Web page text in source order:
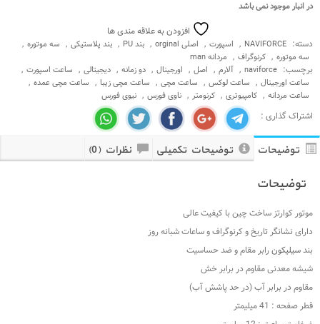
در انبار موجود نمی باشد
افزودن به علاقه مندی ها
دسته: NAVIFORCE
, اسپورت , اصلی orginal , بند PU , بند پلاستیکی , سه موتوره ,
سه موتوره , کرنوگراف , مردانه man
برچسب: naviforce
, آلارم , اصل , اورجینال , دو زمانه , دیجیتالی , ساعت اسپورت ,
ساعت اورجینال , ساعت لوکس , ساعت مچی , ساعت مچی زیبا , ساعت مچی عمده ,
ساعت مردانه , کامپیوتری , کرنومتر , ناوی فورس , نیوی فورس
اشتراک گذاری :
توضیحات توضیحات تکمیلی نظرات (0)
توضیحات
موتور کوارتز ساخت چین با کیفیت عالی
دارای نشانگر تاریخ و کرنوگراف و ساعات شبانه روز
بندسیلیکونرابر مقام و ضد حساسیت
شیشه معدنی مقاوم در برابر خش
مقاوم در برابر آب (در حد پاشش آب)
قطر صفحه : 41 میلیمتر